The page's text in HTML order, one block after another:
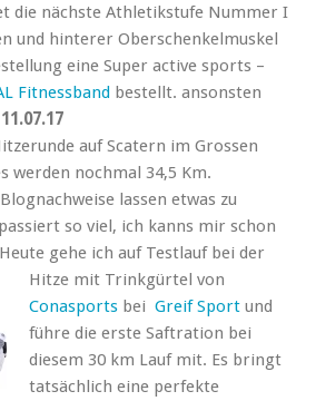
die nächste Athletikstufe Nummer I
und hinterer Oberschenkelmuskel
eine Super active sports –
Fitnessband bestellt. ansonsten
11.07.17
auf Scatern im Grossen
werden nochmal 34,5 Km.
lassen etwas zu
so viel, ich kanns mir schon
gehe ich auf Testlauf bei der
Hitze mit Trinkgürtel von
Conasports bei Greif Sport und
führe die erste Saftration bei
diesem 30 km Lauf mit. Es bringt
tatsächlich eine perfekte